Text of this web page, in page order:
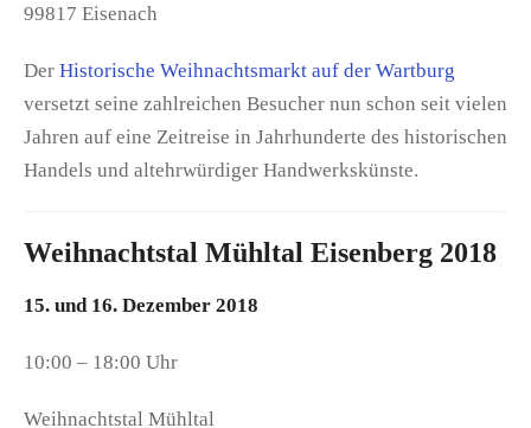
99817 Eisenach
Der Historische Weihnachtsmarkt auf der Wartburg
versetzt seine zahlreichen Besucher nun schon seit vielen
Jahren auf eine Zeitreise in Jahrhunderte des historischen
Handels und altehrwürdiger Handwerkskünste.
Weihnachtstal Mühltal Eisenberg 2018
15. und 16. Dezember 2018
10:00 – 18:00 Uhr
Weihnachtstal Mühltal